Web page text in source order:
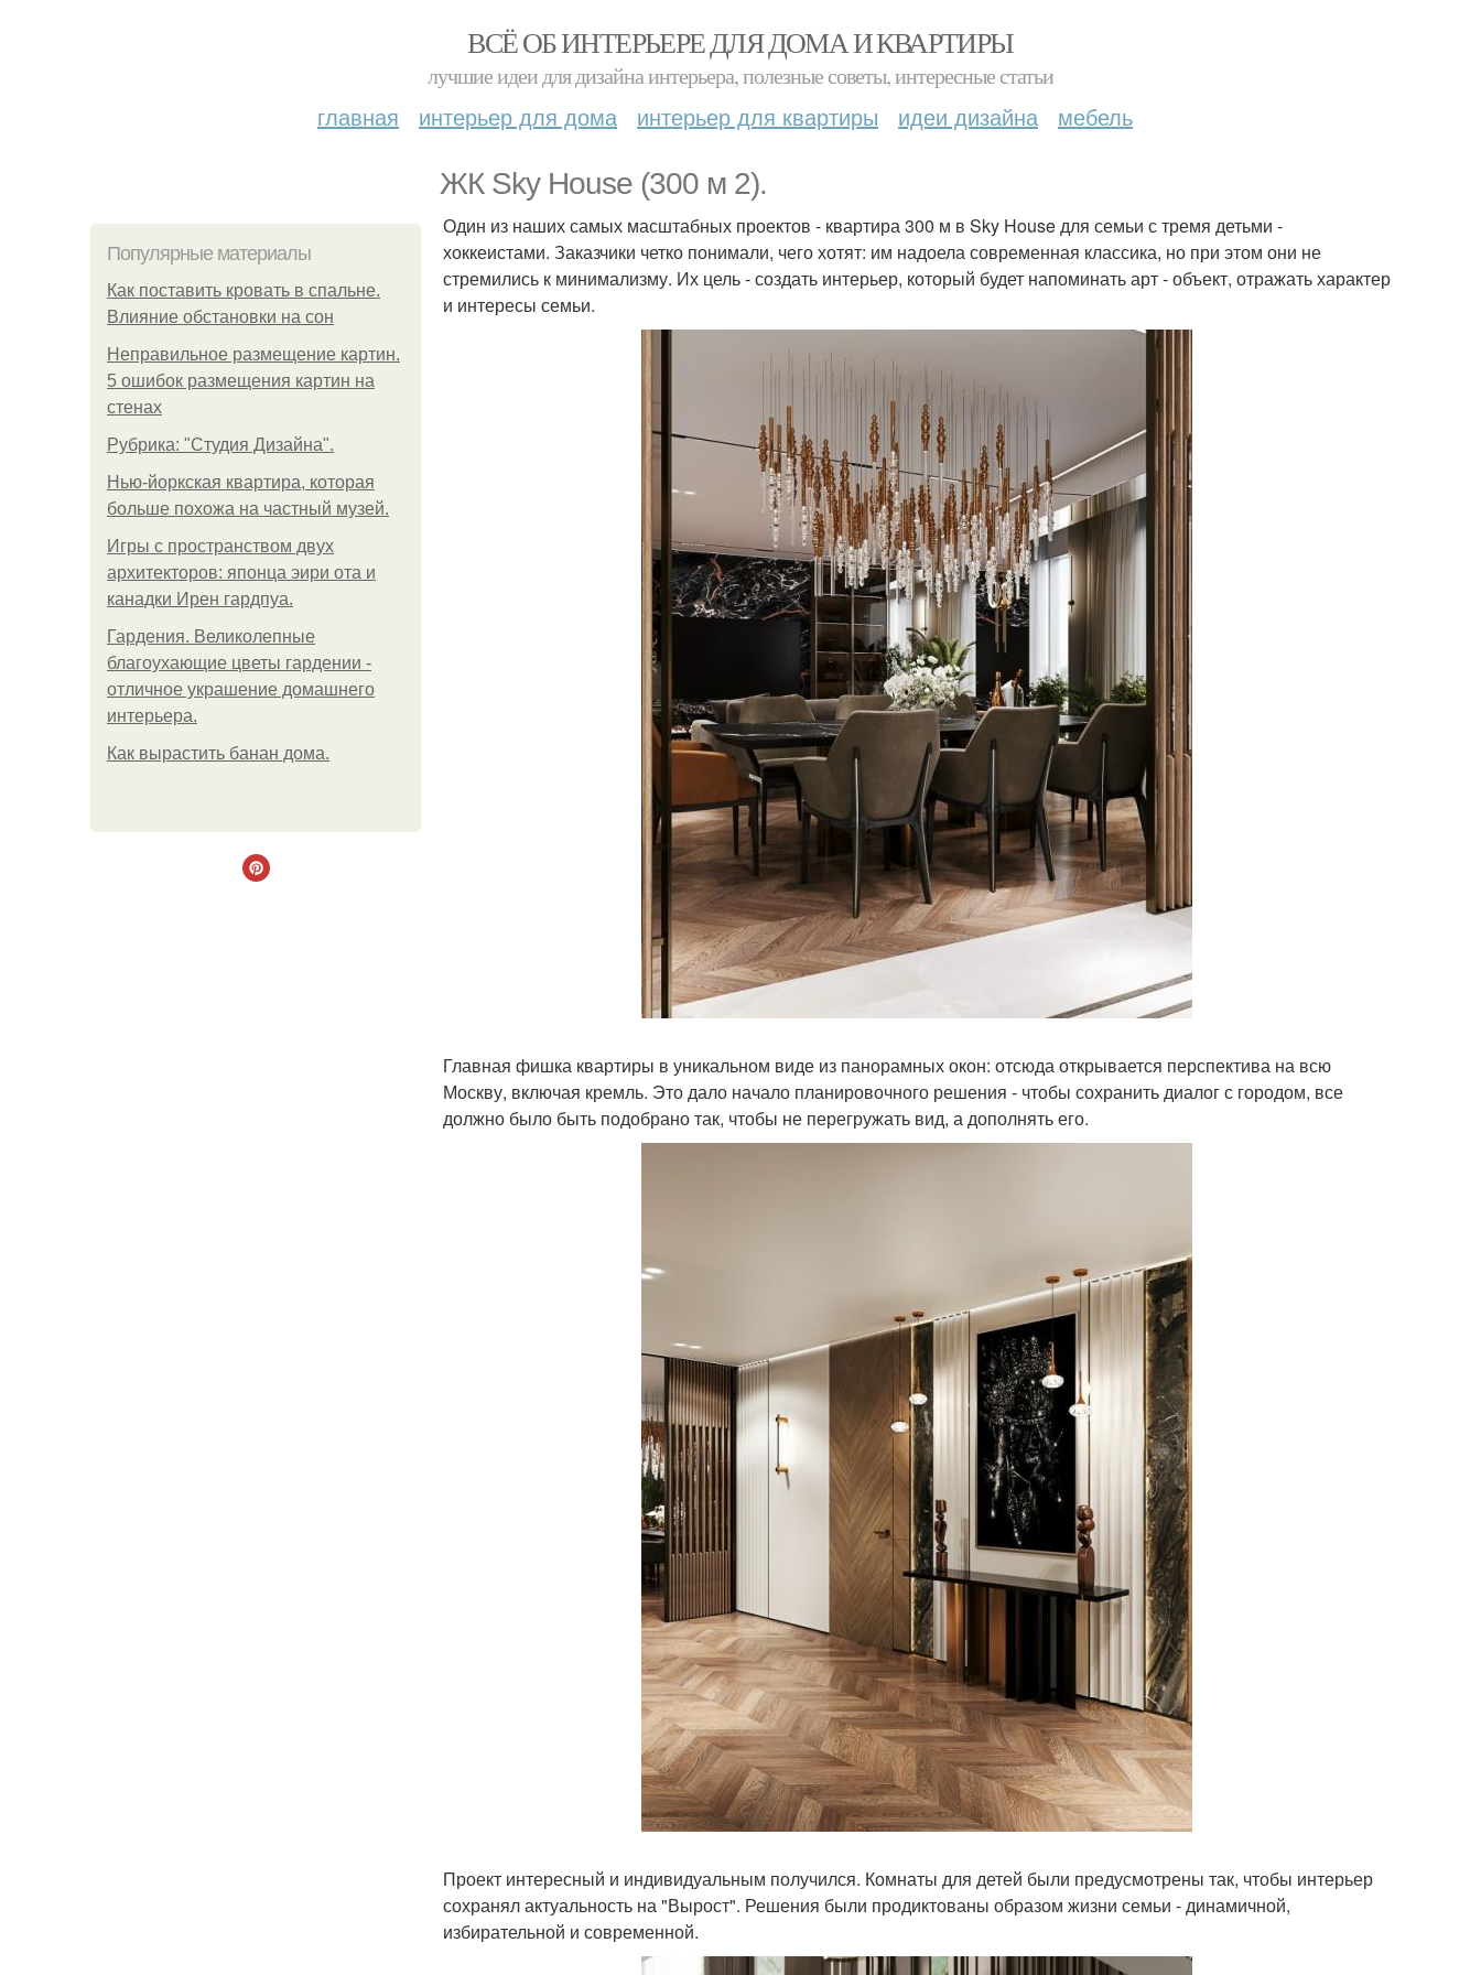
ВСЁ ОБ ИНТЕРЬЕРЕ ДЛЯ ДОМА И КВАРТИРЫ
лучшие идеи для дизайна интерьера, полезные советы, интересные статьи
главная интерьер для дома интерьер для квартиры идеи дизайна мебель
ЖК Sky House (300 м 2).
Популярные материалы
Как поставить кровать в спальне.
Влияние обстановки на сон
Неправильное размещение картин.
5 ошибок размещения картин на
стенах
Рубрика: "Студия Дизайна".
Нью-йоркская квартира, которая
больше похожа на частный музей.
Игры с пространством двух
архитекторов: японца эири ота и
канадки Ирен гардпуа.
Гардения. Великолепные
благоухающие цветы гардении -
отличное украшение домашнего
интерьера.
Как вырастить банан дома.
Один из наших самых масштабных проектов - квартира 300 м в Sky House для семьи с тремя детьми -
хоккеистами. Заказчики четко понимали, чего хотят: им надоела современная классика, но при этом они не
стремились к минимализму. Их цель - создать интерьер, который будет напоминать арт - объект, отражать характер
и интересы семьи.
Главная фишка квартиры в уникальном виде из панорамных окон: отсюда открывается перспектива на всю
Москву, включая кремль. Это дало начало планировочного решения - чтобы сохранить диалог с городом, все
должно было быть подобрано так, чтобы не перегружать вид, а дополнять его.
Проект интересный и индивидуальным получился. Комнаты для детей были предусмотрены так, чтобы интерьер
сохранял актуальность на "Вырост". Решения были продиктованы образом жизни семьи - динамичной,
избирательной и современной.